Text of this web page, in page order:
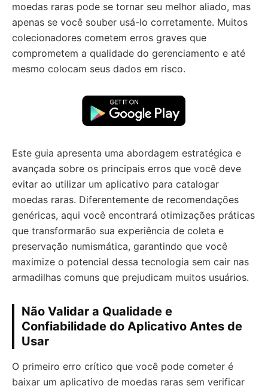
moedas raras pode se tornar seu melhor aliado, mas
apenas se você souber usá-lo corretamente. Muitos
colecionadores cometem erros graves que
comprometem a qualidade do gerenciamento e até
mesmo colocam seus dados em risco.
Este guia apresenta uma abordagem estratégica e
avançada sobre os principais erros que você deve
evitar ao utilizar um aplicativo para catalogar
moedas raras. Diferentemente de recomendações
genéricas, aqui você encontrará otimizações práticas
que transformarão sua experiência de coleta e
preservação numismática, garantindo que você
maximize o potencial dessa tecnologia sem cair nas
armadilhas comuns que prejudicam muitos usuários.
Não Validar a Qualidade e
Confiabilidade do Aplicativo Antes de
Usar
O primeiro erro crítico que você pode cometer é
baixar um aplicativo de moedas raras sem verificar